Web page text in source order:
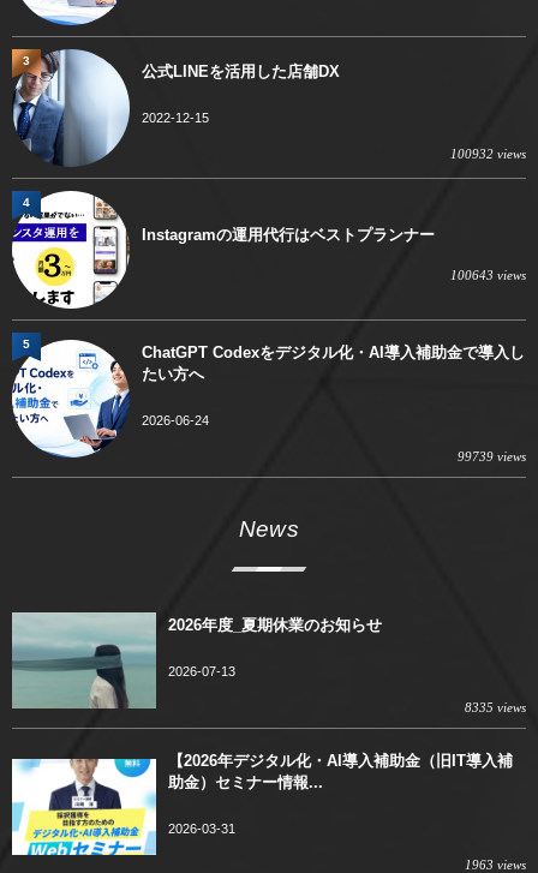
公式LINEを活用した店舗DX
2022-12-15
100932 views
3
Instagramの運用代行はベストプランナー
100643 views
4
ChatGPT Codexをデジタル化・AI導入補助金で導入し
たい方へ
2026-06-24
99739 views
5
News
2026年度_夏期休業のお知らせ
2026-07-13
8335 views
【2026年デジタル化・AI導入補助金（旧IT導入補
助金）セミナー情報...
2026-03-31
1963 views